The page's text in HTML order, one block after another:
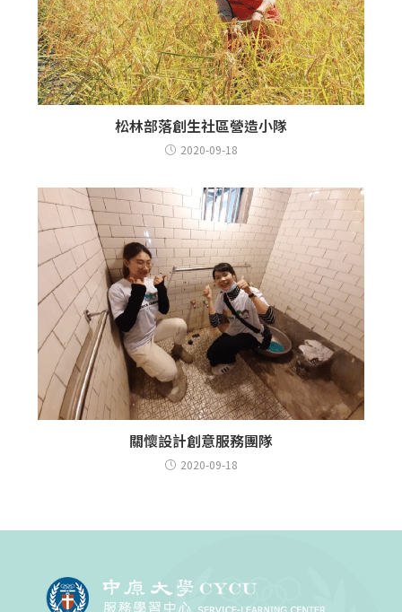
松林部落創生社區營造小隊
2020-09-18
關懷設計創意服務團隊
2020-09-18